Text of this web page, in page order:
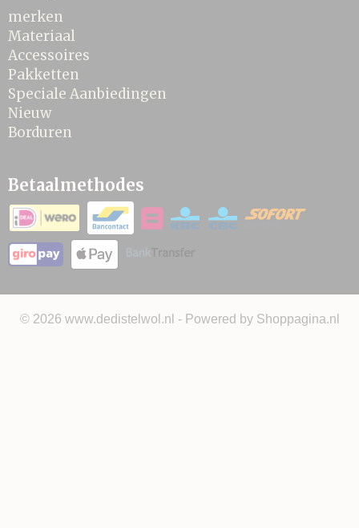
merken
Materiaal
Accessoires
Pakketten
Speciale Aanbiedingen
Nieuw
Borduren
Betaalmethodes
© 2026 www.dedistelwol.nl - Powered by Shoppagina.nl